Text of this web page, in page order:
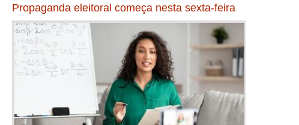
Propaganda eleitoral começa nesta sexta-feira